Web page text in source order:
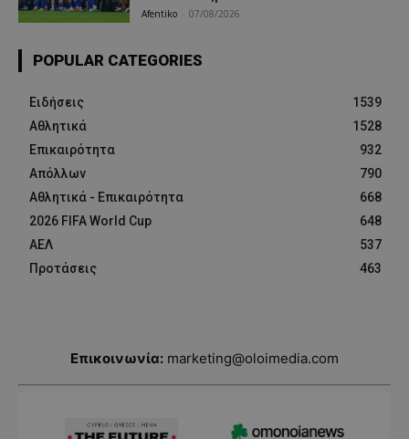
Afentiko 07/08/2026
POPULAR CATEGORIES
Ειδήσεις
1539
Αθλητικά
1528
Επικαιρότητα
932
Απόλλων
790
Αθλητικά - Επικαιρότητα
668
2026 FIFA World Cup
648
ΑΕΛ
537
Προτάσεις
463
Επικοινωνία: marketing@oloimedia.com